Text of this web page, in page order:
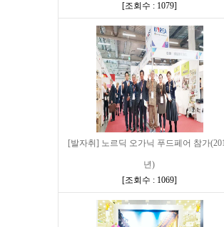
[조회수 : 1079]
[발자취] 노르딕 오가닉 푸드페어 참가
년)
[조회수 : 1069]